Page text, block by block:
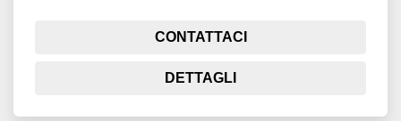
CONTATTACI
DETTAGLI